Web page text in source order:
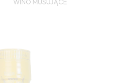
WINO MUSUJĄCE